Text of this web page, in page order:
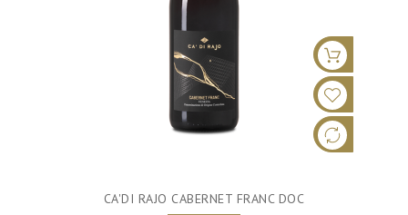
CA'DI RAJO CABERNET FRANC DOC